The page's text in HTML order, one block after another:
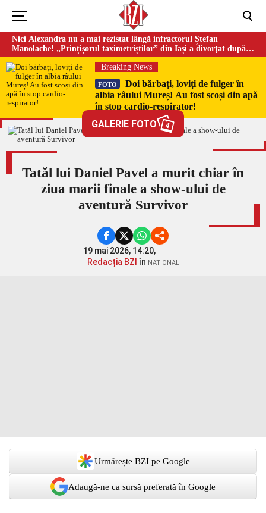
Nici Alexandra nu a mai rezistat lângă infractorul Ștefan
Manolache! „Prințișorul taximetriștilor” din Iași a divorţat după
doi ani de căsnicie
Breaking News
FOTO
Doi bărbați, loviți de fulger în
albia râului Mureș! Au fost scoși din apă
în stop cardio-respirator!
GALERIE FOTO 4
Tatăl lui Daniel Pavel a murit chiar în
ziua marii finale a show-ului de
aventură Survivor
19 mai 2026, 14:20,
Redacția BZI în NATIONAL
Urmărește BZI pe Google
Adaugă-ne ca sursă preferată în Google